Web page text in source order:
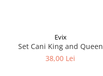
Evix
Set Cani King and Queen
38,00 Lei